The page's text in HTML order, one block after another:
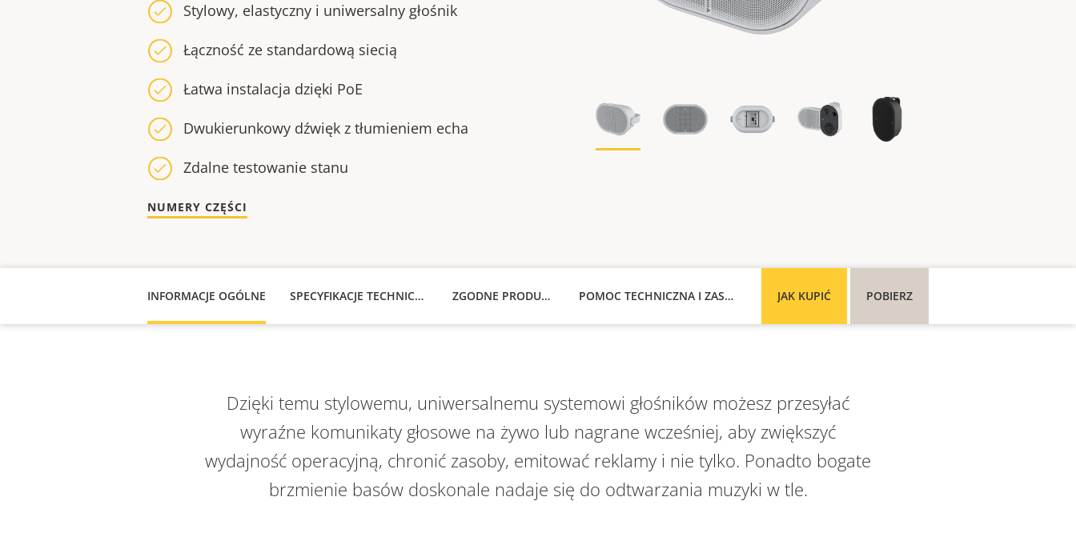
Stylowy, elastyczny i uniwersalny głośnik
Łączność ze standardową siecią
Łatwa instalacja dzięki PoE
Dwukierunkowy dźwięk z tłumieniem echa
Zdalne testowanie stanu
NUMERY CZĘŚCI
INFORMACJE OGÓLNE SPECYFIKACJE TECHNICZNE ZGODNE PRODUKTY JAK KUPIĆ POBIERZ
POMOC TECHNICZNA I ZASOBY
Dzięki temu stylowemu, uniwersalnemu systemowi głośników możesz przesyłać
wyraźne komunikaty głosowe na żywo lub nagrane wcześniej, aby zwiększyć
wydajność operacyjną, chronić zasoby, emitować reklamy i nie tylko. Ponadto bogate
brzmienie basów doskonale nadaje się do odtwarzania muzyki w tle.